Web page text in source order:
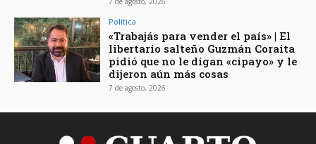
Política
«Trabajás para vender el país» | El
libertario salteño Guzmán Coraita
pidió que no le digan «cipayo» y le
dijeron aún más cosas
7 de agosto, 2026